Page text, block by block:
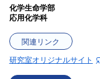
化学生命学部
応用化学科
関連リンク
研究室オリジナルサイト